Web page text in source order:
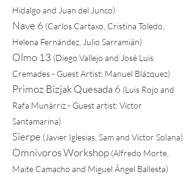
Hidalgo and Juan del Junco)
Nave 6 (Carlos Cartaxo, Cristina Toledo,
Helena Fernández, Julio Sarramián)
Olmo 13 (Diego Vallejo and José Luis
Cremades - Guest Artist: Manuel Blázquez)
Primoz Bizjak Quesada 6 (Luis Rojo and
Rafa Munárriz - Guest artist: Víctor
Santamarina)
Sierpe (Javier Iglesias, Sam and Víctor Solana)
Omnívoros Workshop (Alfredo Morte,
Maite Camacho and Miguel Ángel Ballesta)